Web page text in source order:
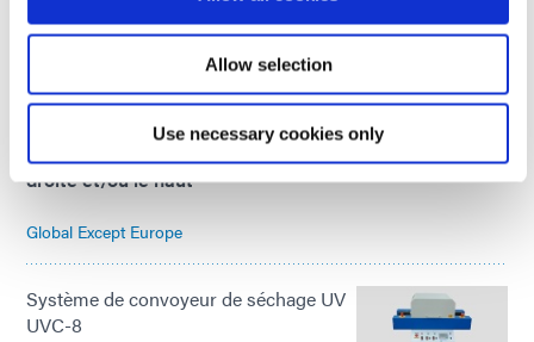
Allow selection
Use necessary cookies only
Système de convoyeur UVCS SideCure
Largeur de durcissement de 6 ou 12
pouces ; 200 mW/cm² ; systèmes de
convoyeurs photopolymérisables avec
durcissement à 180° ; polymérisation
des adhésifs UV par la gauche, la
droite et/ou le haut
Global Except Europe
Système de convoyeur de séchage UV
UVC-8